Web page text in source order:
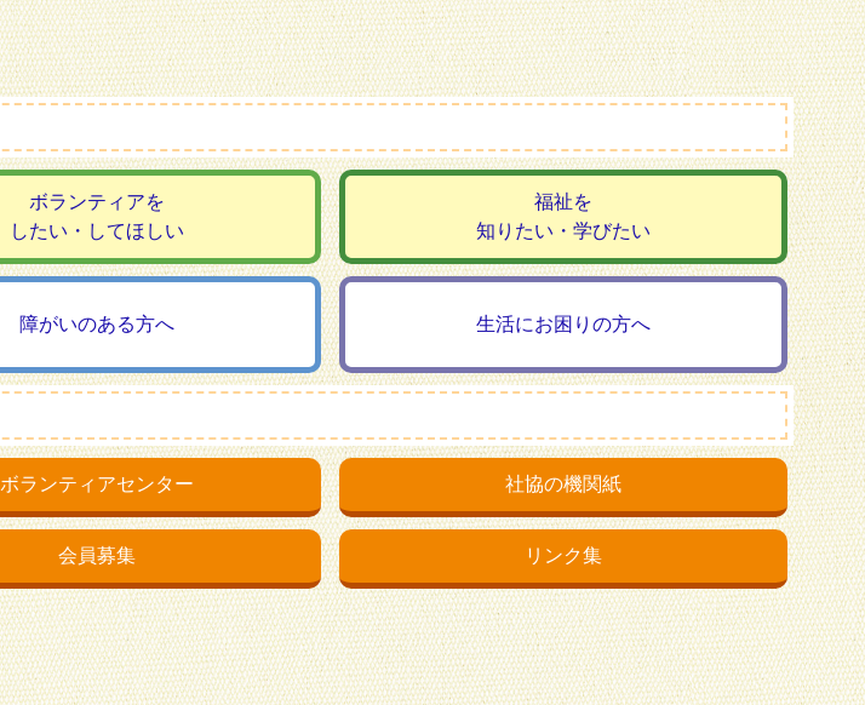
ボランティアを
したい・してほしい
福祉を
知りたい・学びたい
障がいのある方へ 生活にお困りの方へ
ボランティアセンター 社協の機関紙
会員募集 リンク集